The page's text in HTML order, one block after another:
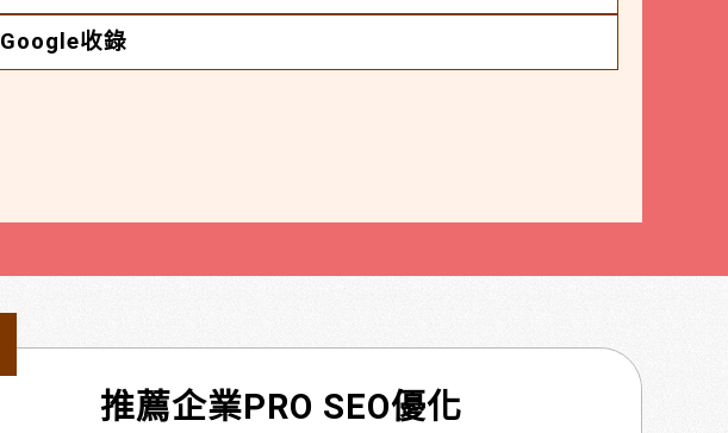
Google收錄
推薦企業PRO SEO優化